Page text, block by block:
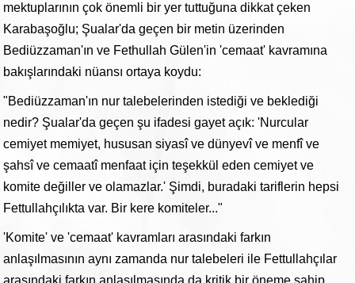
mektuplarının çok önemli bir yer tuttuğuna dikkat çeken
Karabaşoğlu; Şualar'da geçen bir metin üzerinden
Bediüzzaman'ın ve Fethullah Gülen'in 'cemaat' kavramına
bakışlarındaki nüansı ortaya koydu:
"Bediüzzaman'ın nur talebelerinden istediği ve beklediği
nedir? Şualar'da geçen şu ifadesi gayet açık: 'Nurcular
cemiyet memiyet, hususan siyasî ve dünyevî ve menfî ve
şahsî ve cemaatî menfaat için teşekkül eden cemiyet ve
komite değiller ve olamazlar.' Şimdi, buradaki tariflerin hepsi
Fettullahçılıkta var. Bir kere komiteler..."
'Komite' ve 'cemaat' kavramları arasındaki farkın
anlaşılmasının aynı zamanda nur talebeleri ile Fettullahçılar